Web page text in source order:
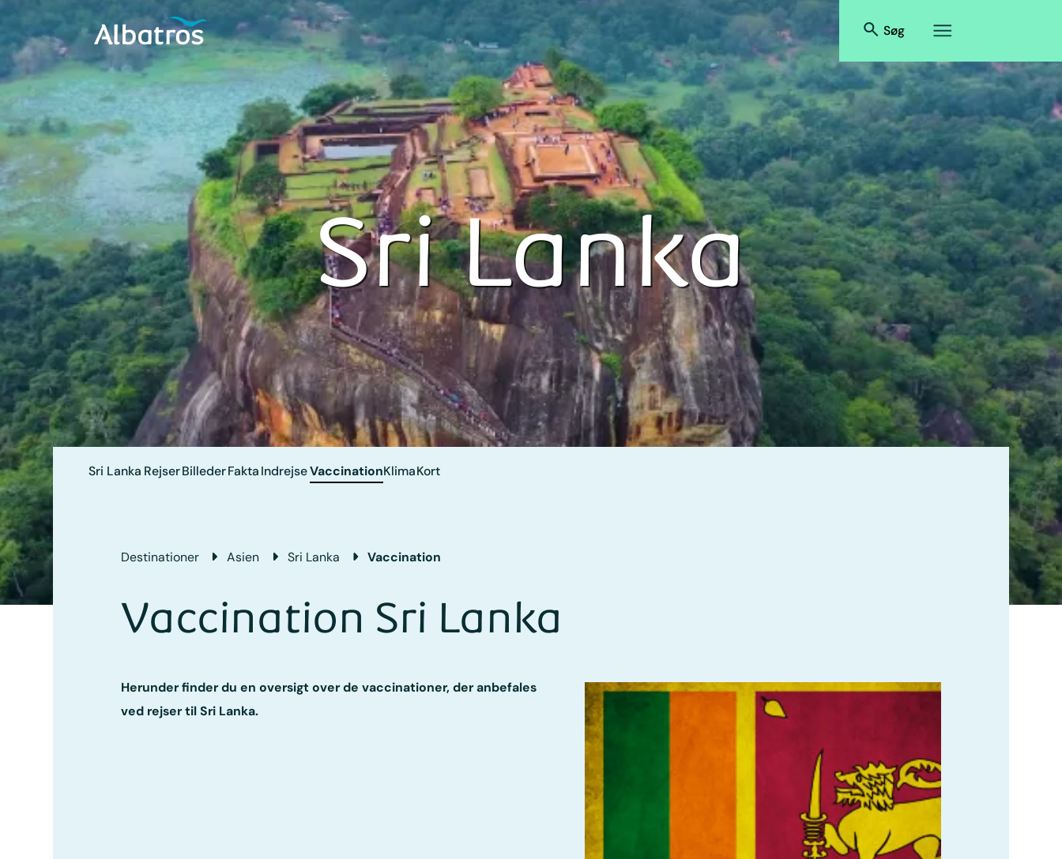
Søg
Sri Lanka
Sri Lanka RejserBillederFaktaIndrejseVaccinationKlimaKort
Destinationer Asien Sri Lanka Vaccination
Vaccination Sri Lanka
Herunder finder du en oversigt over de vaccinationer, der anbefales
ved rejser til Sri Lanka.